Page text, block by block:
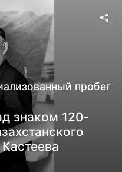
пробег
знаком 120-